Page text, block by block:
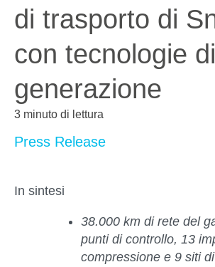
di trasporto di
con tecnologie
generazione
3 minuto di lettura
Press Release
In sintesi
38.000 km di rete del
punti di controllo, 13
compressione e 9 siti